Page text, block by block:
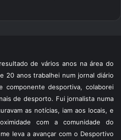
de vários anos na área do
20 anos trabalhei num jornal diário
componente desportiva, colaborei
de desporto. Fui jornalista numa
as notícias, iam aos locais, e
com a comunidade do
leva a avançar com o Desportivo